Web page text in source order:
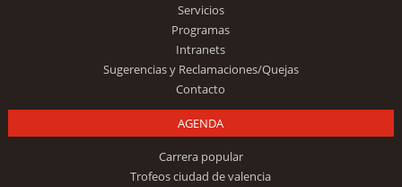
Servicios
Programas
Intranets
Sugerencias y Reclamaciones/Quejas
Contacto
AGENDA
Carrera popular
Trofeos ciudad de valencia